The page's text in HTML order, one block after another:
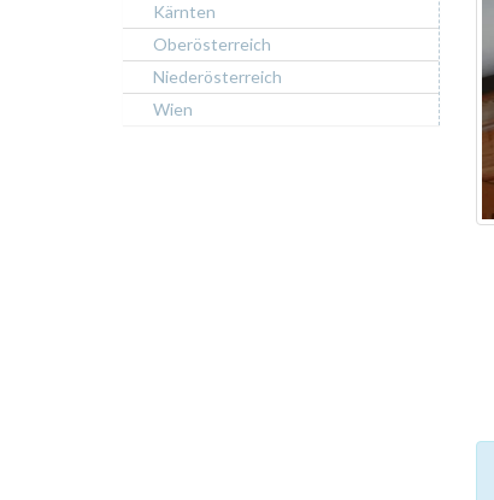
Kärnten
Oberösterreich
Niederösterreich
Wien